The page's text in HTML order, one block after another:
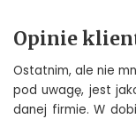
Opinie
Ostatnim, ale nie
pod uwagę, jest
danej firmie. W